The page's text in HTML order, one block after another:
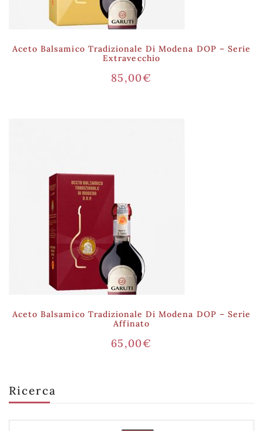
Ricerca
Aceto Balsamico Tradizionale Di Modena DOP – Serie
Extravecchio
85,00€
Aceto Balsamico Tradizionale Di Modena DOP – Serie
Affinato
65,00€